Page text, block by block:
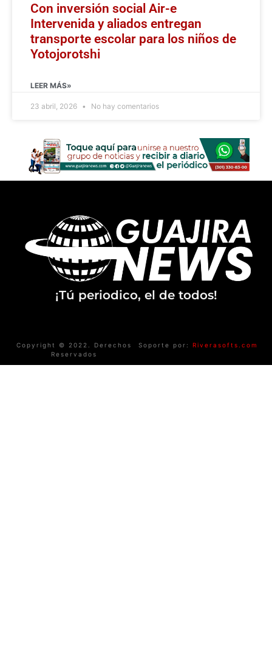
Con inversión social Air-e
Intervenida y aliados entregan
transporte escolar para los niños de
Yotojorotshi
LEER MÁS»
23 abril, 2026 No hay comentarios
¡Tú periodico, el de todos!
Copyright © 2022. Derechos
Reservados
Soporte por: Riverasofts.com